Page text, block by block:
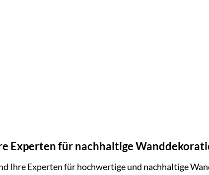
Experten für nachhaltige
Ihre Experten für hochwertige und nachhaltige